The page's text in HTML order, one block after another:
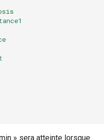
» sera atteinte lorsque